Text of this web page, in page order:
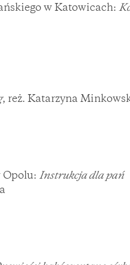
w Katowicach:
, reż. Katarzyna
Opolu: Instrukcja dla pań